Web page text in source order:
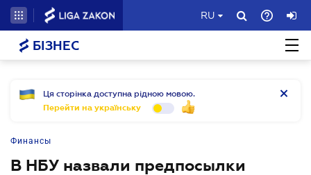
RU
БІЗНЕС
Ця сторінка доступна рідною мовою.
Перейти на українську
Финансы
В НБУ назвали предпосылки